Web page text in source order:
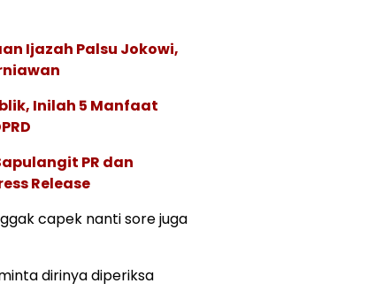
Ijazah Palsu Jokowi,
Inilah 5 Manfaat
PR dan
Release
capek nanti sore juga
dirinya diperiksa